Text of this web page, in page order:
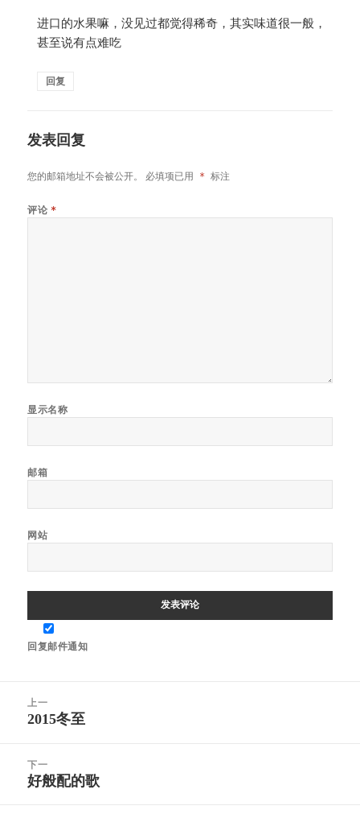
进口的水果嘛，没见过都觉得稀奇，其实味道很一般，
甚至说有点难吃
回复
发表回复
您的邮箱地址不会被公开。 必填项已用 * 标注
评论 *
显示名称
邮箱
网站
回复邮件通知
上一
上
文
章：
2015冬至
下一
下
好般配的歌